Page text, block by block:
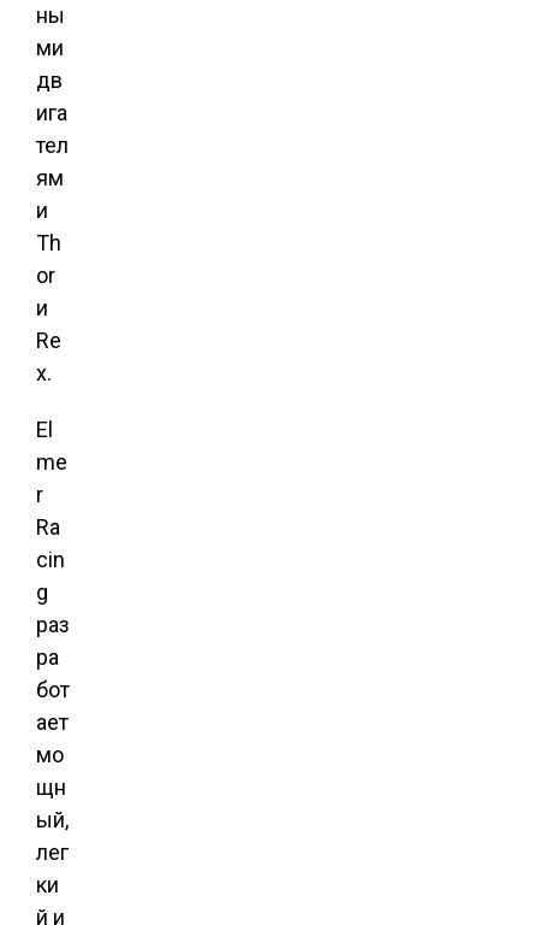
ны
ми
дв
ига
тел
ям
и
Th
or
и
Re
x.
El
me
r
Ra
cin
g
раз
ра
бот
ает
мо
щн
ый,
лег
ки
й и